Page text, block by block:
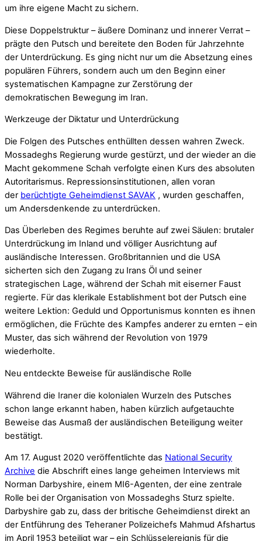
um ihre eigene Macht zu sichern.
Diese Doppelstruktur – äußere Dominanz und innerer Verrat –
prägte den Putsch und bereitete den Boden für Jahrzehnte
der Unterdrückung. Es ging nicht nur um die Absetzung eines
populären Führers, sondern auch um den Beginn einer
systematischen Kampagne zur Zerstörung der
demokratischen Bewegung im Iran.
Werkzeuge der Diktatur und Unterdrückung
Die Folgen des Putsches enthüllten dessen wahren Zweck.
Mossadeghs Regierung wurde gestürzt, und der wieder an die
Macht gekommene Schah verfolgte einen Kurs des absoluten
Autoritarismus. Repressionsinstitutionen, allen voran
der berüchtigte Geheimdienst SAVAK , wurden geschaffen,
um Andersdenkende zu unterdrücken.
Das Überleben des Regimes beruhte auf zwei Säulen: brutaler
Unterdrückung im Inland und völliger Ausrichtung auf
ausländische Interessen. Großbritannien und die USA
sicherten sich den Zugang zu Irans Öl und seiner
strategischen Lage, während der Schah mit eiserner Faust
regierte. Für das klerikale Establishment bot der Putsch eine
weitere Lektion: Geduld und Opportunismus konnten es ihnen
ermöglichen, die Früchte des Kampfes anderer zu ernten – ein
Muster, das sich während der Revolution von 1979
wiederholte.
Neu entdeckte Beweise für ausländische Rolle
Während die Iraner die kolonialen Wurzeln des Putsches
schon lange erkannt haben, haben kürzlich aufgetauchte
Beweise das Ausmaß der ausländischen Beteiligung weiter
bestätigt.
Am 17. August 2020 veröffentlichte das National Security
Archive die Abschrift eines lange geheimen Interviews mit
Norman Darbyshire, einem MI6-Agenten, der eine zentrale
Rolle bei der Organisation von Mossadeghs Sturz spielte.
Darbyshire gab zu, dass der britische Geheimdienst direkt an
der Entführung des Teheraner Polizeichefs Mahmud Afshartus
im April 1953 beteiligt war – ein Schlüsselereignis für die